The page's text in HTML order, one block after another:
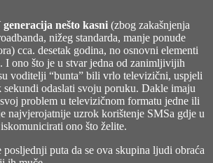
nešto kasni (zbog zakašnjenja
nižeg standarda, manje ponude
cca. desetak godina, no osnovni elementi
I ono što je u stvar jedna od zanimljivijih
voditelji “bunta” bili vrlo televizični, uspjeli
sekundi odaslati svoju poruku. Dakle imaju
problem u televizičnom formatu jedne ili
najvjerojatnije uzrok korištenje SMSa gdje u
ono što želite.
puta da se ova skupina ljudi obraća